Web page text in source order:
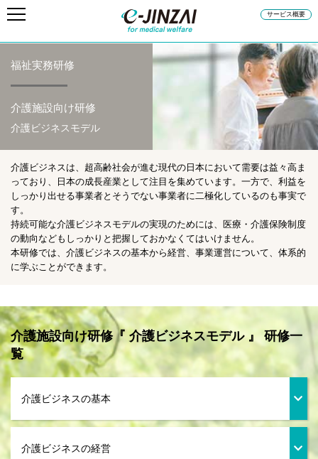
サービス概要
福祉実務研修
介護施設向け研修
介護ビジネスモデル
介護ビジネスは、超高齢社会が進む現代の日本において需要は益々高ま
っており、日本の成長産業として注目を集めています。一方で、利益を
しっかり出せる事業者とそうでない事業者に二極化しているのも事実で
す。
持続可能な介護ビジネスモデルの実現のためには、医療・介護保険制度
の動向などもしっかりと把握しておかなくてはいけません。
本研修では、介護ビジネスの基本から経営、事業運営について、体系的
に学ぶことができます。
介護施設向け研修『 介護ビジネスモデル 』 研修一
覧
介護ビジネスの基本
介護ビジネスの経営